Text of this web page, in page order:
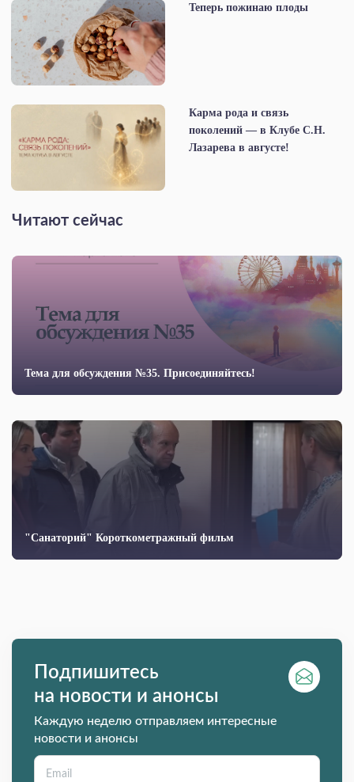
Теперь пожинаю плоды
Карма рода и связь
поколений — в Клубе С.Н.
Лазарева в августе!
Читают сейчас
Тема для обсуждения №35. Присоединяйтесь!
"Санаторий" Короткометражный фильм
Подпишитесь
на новости и анонсы
Каждую неделю отправляем интересные
новости и анонсы